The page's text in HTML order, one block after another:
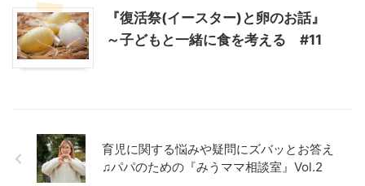
『復活祭(イースター)と卵のお話』
～子どもと一緒に食を考える #11
育児に関する悩みや疑問にズバッとお答え
♫パパのための『みうママ相談室』Vol.2